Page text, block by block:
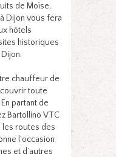
de Moïse,
Dijon vous fera
hôtels
historiques
chauffeur de
toute
partant de
Bartollino VTC
les routes des
l’occasion
et d’autres